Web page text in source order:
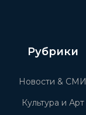
Рубрики
Новости & СМИ
Культура и Арт